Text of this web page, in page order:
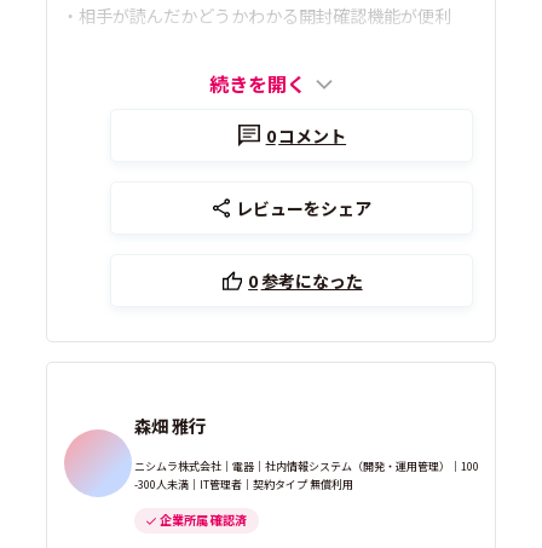
・相手が読んだかどうかわかる開封確認機能が便利
続きを開く
0コメント
レビューをシェア
0参考になった
森畑 雅行
ニシムラ株式会社｜電器｜社内情報システム（開発・運用管理）｜100
-300人未満｜IT管理者｜契約タイプ 無償利用
企業所属 確認済